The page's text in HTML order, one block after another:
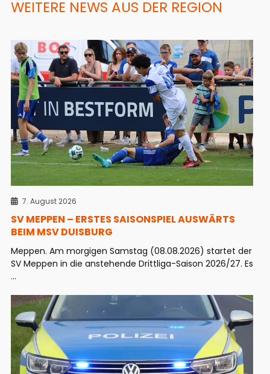
WEITERE NEWS AUS DER REGION
7. August 2026
SV MEPPEN – ERSTES SAISONSPIEL AUSWÄRTS
BEIM MSV DUISBURG
Meppen. Am morgigen Samstag (08.08.2026) startet der
SV Meppen in die anstehende Drittliga-Saison 2026/27. Es
...